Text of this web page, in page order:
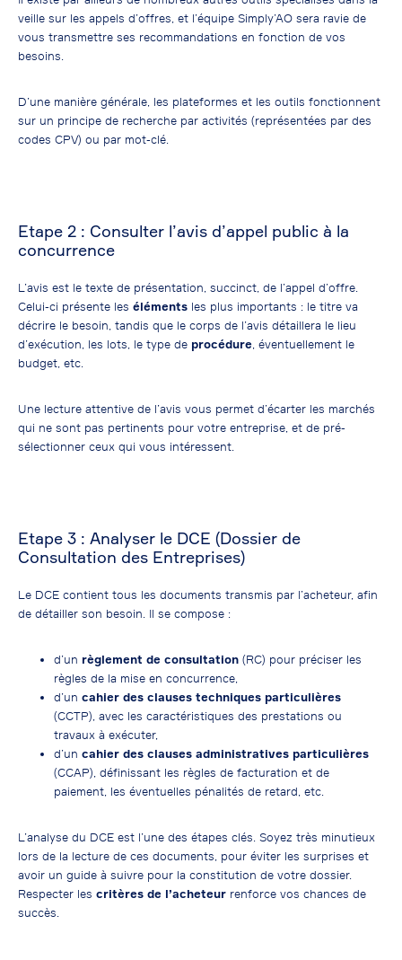
veille sur les appels d’offres, et l’équipe Simply’AO sera ravie de
vous transmettre ses recommandations en fonction de vos
besoins.
D’une manière générale, les plateformes et les outils fonctionnent
sur un principe de recherche par activités (représentées par des
codes CPV) ou par mot-clé.
Etape 2 : Consulter l’avis d’appel public à la
concurrence
L’avis est le texte de présentation, succinct, de l’appel d’offre.
Celui-ci présente les éléments les plus importants : le titre va
décrire le besoin, tandis que le corps de l’avis détaillera le lieu
d’exécution, les lots, le type de procédure , éventuellement le
budget, etc.
Une lecture attentive de l’avis vous permet d’écarter les marchés
qui ne sont pas pertinents pour votre entreprise, et de pré-
sélectionner ceux qui vous intéressent.
Etape 3 : Analyser le DCE (Dossier de
Consultation des Entreprises)
Le DCE contient tous les documents transmis par l’acheteur, afin
de détailler son besoin. Il se compose :
d’un règlement de consultation (RC) pour préciser les
règles de la mise en concurrence,
d’un cahier des clauses techniques particulières
(CCTP), avec les caractéristiques des prestations ou
travaux à exécuter,
d’un cahier des clauses administratives particulières
(CCAP), définissant les règles de facturation et de
paiement, les éventuelles pénalités de retard, etc.
L’analyse du DCE est l’une des étapes clés. Soyez très minutieux
lors de la lecture de ces documents, pour éviter les surprises et
avoir un guide à suivre pour la constitution de votre dossier.
Respecter les critères de l’acheteur renforce vos chances de
succès.